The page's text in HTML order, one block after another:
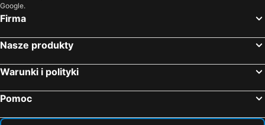
Google.
Firma
Nasze produkty
Warunki i polityki
Pomoc